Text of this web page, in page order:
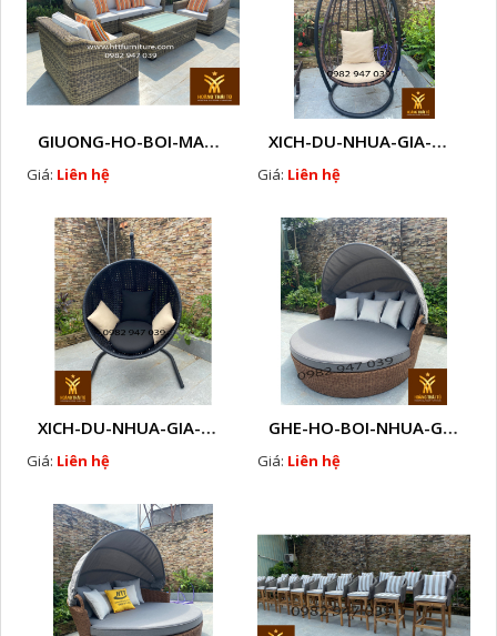
GIUONG-HO-BOI-MAY-NHUA-F2
Giá: Liên hệ
XICH-DU-NHUA-GIA-MAY-O2
Giá: Liên hệ
XICH-DU-NHUA-GIA-MAY-O1
Giá: Liên hệ
GHE-HO-BOI-NHUA-GIA-MAY-CAO-CAP-NGOAI-TROI-A8
Giá: Liên hệ